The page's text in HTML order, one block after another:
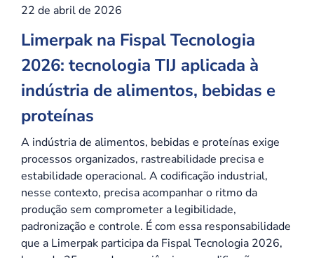
22 de abril de 2026
Limerpak na Fispal Tecnologia
2026: tecnologia TIJ aplicada à
indústria de alimentos, bebidas e
proteínas
A indústria de alimentos, bebidas e proteínas exige
processos organizados, rastreabilidade precisa e
estabilidade operacional. A codificação industrial,
nesse contexto, precisa acompanhar o ritmo da
produção sem comprometer a legibilidade,
padronização e controle. É com essa responsabilidade
que a Limerpak participa da Fispal Tecnologia 2026,